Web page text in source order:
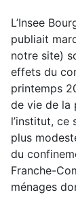
L’Insee
publiait
notre site)
effets du
printemps
de vie de la
l’institut, ce
plus
du
Franche-
ménages